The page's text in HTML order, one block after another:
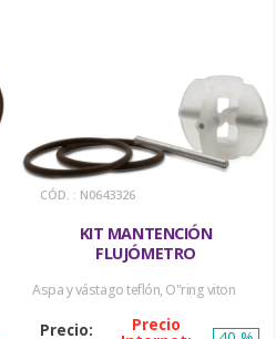
: N0643326
KIT MANTENCIÓN
FLUJÓMETRO
Aspa y vástago teflón, O"ring viton